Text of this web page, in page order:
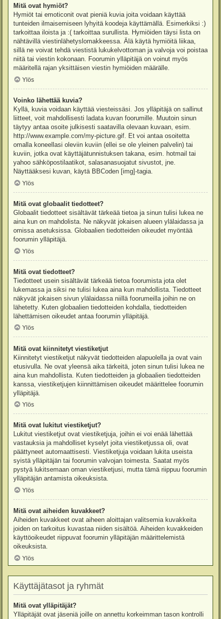
Mitä ovat hymiöt?
Hymiöt tai emoticonit ovat pieniä kuvia joita voidaan käyttää
tunteiden ilmaisemiseen lyhyitä koodeja käyttämällä. Esimerkiksi :)
tarkoittaa iloista ja :( tarkoittaa surullista. Hymiöiden täysi lista on
nähtävillä viestinlähetyslomakkeessa. Älä käytä hymiöitä liikaa,
sillä ne voivat tehdä viestistä lukukelvottoman ja valvoja voi poistaa
niitä tai viestin kokonaan. Foorumin ylläpitäjä on voinut myös
määritellä rajan yksittäisen viestin hymiöiden määrälle.
Ylös
Voinko lähettää kuvia?
Kyllä, kuvia voidaan käyttää viesteissäsi. Jos ylläpitäjä on sallinut
liitteet, voit mahdollisesti ladata kuvan foorumille. Muutoin sinun
täytyy antaa osoite julkisesti saatavilla olevaan kuvaan, esim.
http://www.example.com/my-picture.gif. Et voi antaa osoitetta
omalla koneellasi oleviin kuviin (ellei se ole yleinen palvelin) tai
kuviin, jotka ovat käyttäjätunnistuksen takana, esim. hotmail tai
yahoo sähköpostilaatikot, salasanasuojatut sivustot, jne.
Näyttääksesi kuvan, käytä BBCoden [img]-tagia.
Ylös
Mitä ovat globaalit tiedotteet?
Globaalit tiedotteet sisältävät tärkeää tietoa ja sinun tulisi lukea ne
aina kun on mahdolista. Ne näkyvät jokaisen alueen ylälaidassa ja
omissa asetuksissa. Globaalien tiedotteiden oikeudet myöntää
foorumin ylläpitäjä.
Ylös
Mitä ovat tiedotteet?
Tiedotteet usein sisältävät tärkeää tietoa foorumista jota olet
lukemassa ja siksi ne tulisi lukea aina kun mahdollista. Tiedotteet
näkyvät jokaisen sivun ylälaidassa niillä foorumeilla joihin ne on
lähetetty. Kuten globaalien tiedotteiden kohdalla, tiedotteiden
lähettämisen oikeudet antaa foorumin ylläpitäjä.
Ylös
Mitä ovat kiinnitetyt viestiketjut
Kiinnitetyt viestiketjut näkyvät tiedotteiden alapuolella ja ovat vain
etusivulla. Ne ovat yleensä aika tärkeitä, joten sinun tulisi lukea ne
aina kun mahdollista. Kuten tiedotteiden ja globaalien tiedotteiden
kanssa, viestiketjujen kiinnittämisen oikeudet määrittelee foorumin
ylläpitäjä.
Ylös
Mitä ovat lukitut viestiketjut?
Lukitut viestiketjut ovat viestiketjuja, joihin ei voi enää lähettää
vastauksia ja mahdolliset kyselyt joita viestiketjussa oli, ovat
päättyneet automaattisesti. Viestiketjuja voidaan lukita useista
syistä ylläpitäjän tai foorumin valvojan toimesta. Saatat myös
pystyä lukitsemaan oman viestiketjusi, mutta tämä riippuu foorumin
ylläpitäjän antamista oikeuksista.
Ylös
Mitä ovat aiheiden kuvakkeet?
Aiheiden kuvakkeet ovat aiheen aloittajan valitsemia kuvakkeita
joiden on tarkoitus kuvastaa niiden sisältöä. Aiheiden kuvakkeiden
käyttöoikeudet riippuvat foorumin ylläpitäjän määrittelemistä
oikeuksista.
Ylös
Käyttäjätasot ja ryhmät
Mitä ovat ylläpitäjät?
Ylläpitäjät ovat jäseniä joille on annettu korkeimman tason kontrolli